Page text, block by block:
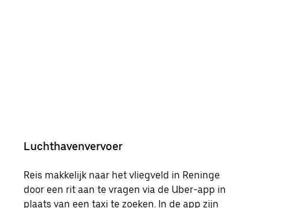
Luchthavenvervoer
Reis makkelijk naar het vliegveld in Reninge
door een rit aan te vragen via de Uber-app in
plaats van een taxi te zoeken. In de app zijn